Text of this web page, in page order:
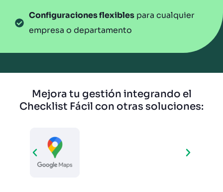
Configuraciones flexiblespara cualquier
empresa o departamento
Mejora tu gestión integrando el
Checklist Fácil con otras soluciones: